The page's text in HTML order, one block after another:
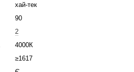
хай-тек
90
2
4000К
≥1617